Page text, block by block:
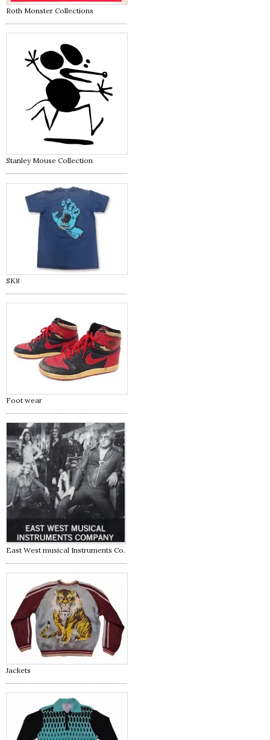
Roth Monster Collections
Stanley Mouse Collection
SK8
Foot wear
East West musical Instruments Co.
Jackets